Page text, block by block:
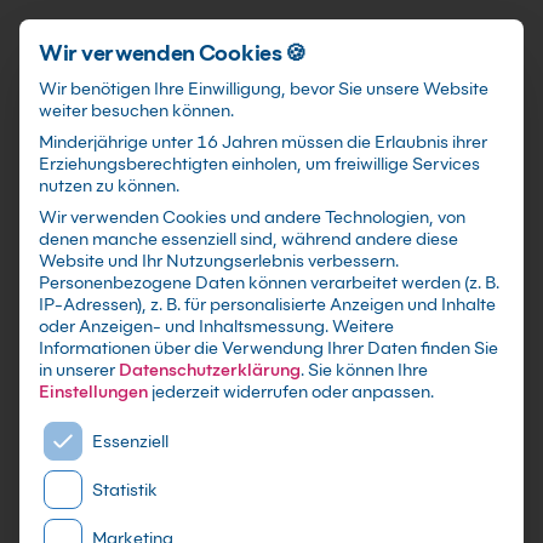
Schnellzugriff
SolidWorks
Gusskonstruktion Kurs
mit Zertifikat als Live Online Training,
Präsenzseminar in CAD-Schulungszentren
sowie maßgeschneiderte Firmen- und Inhouse-
Schulungen für dein Team - Lerne und erweitere
dein SolidWorks Wissen
Wir verwenden Cookies 🍪
Wir benötigen Ihre Einwilligung, bevor Sie unsere Website
weiter besuchen können.
Minderjährige unter 16 Jahren müssen die Erlaubnis ihrer
Erziehungsberechtigten einholen, um freiwillige Services
nutzen zu können.
Wir verwenden Cookies und andere Technologien, von
denen manche essenziell sind, während andere diese
Website und Ihr Nutzungserlebnis verbessern.
Personenbezogene Daten können verarbeitet werden (z. B.
IP-Adressen), z. B. für personalisierte Anzeigen und Inhalte
oder Anzeigen- und Inhaltsmessung.Weitere
Informationen über die Verwendung Ihrer Daten finden Sie
in unserer Datenschutzerklärung.Sie können Ihre
Einstellungen jederzeit widerrufen oder anpassen.
Es folgt eine Liste der Service-Gruppen, für die eine
Essenziell
Statistik
Marketing